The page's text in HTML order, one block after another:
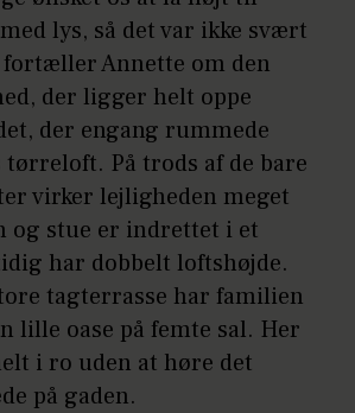
lys, så det var ikke svært
fortæller Annette om den
der ligger helt oppe
der engang rummede
tørreloft. På trods af de bare
virker lejligheden meget
og stue er indrettet i et
har dobbelt loftshøjde.
tagterrasse har familien
lille oase på femte sal. Her
i ro uden at høre det
på gaden.